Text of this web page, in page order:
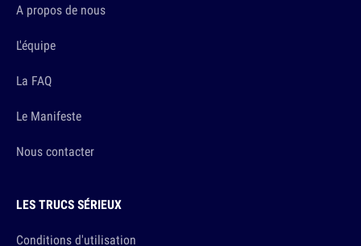
A propos de nous
L'équipe
La FAQ
Le Manifeste
Nous contacter
LES TRUCS SÉRIEUX
Conditions d'utilisation